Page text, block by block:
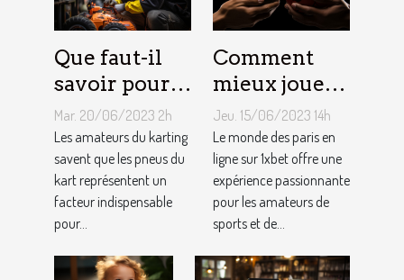
Que faut-il
savoir pour
un meilleur
ajustement
de la
pression des
pneus de
Kart ?
Mar. 20/06/2023 2h
Les amateurs du karting
savent que les pneus du
kart représentent un
facteur indispensable
pour...
Comment
mieux jouer
pour gagner
au jeu
1XBET ?
Jeu. 15/06/2023 14h
Le monde des paris en
ligne sur 1xbet offre une
expérience passionnante
pour les amateurs de
sports et de...